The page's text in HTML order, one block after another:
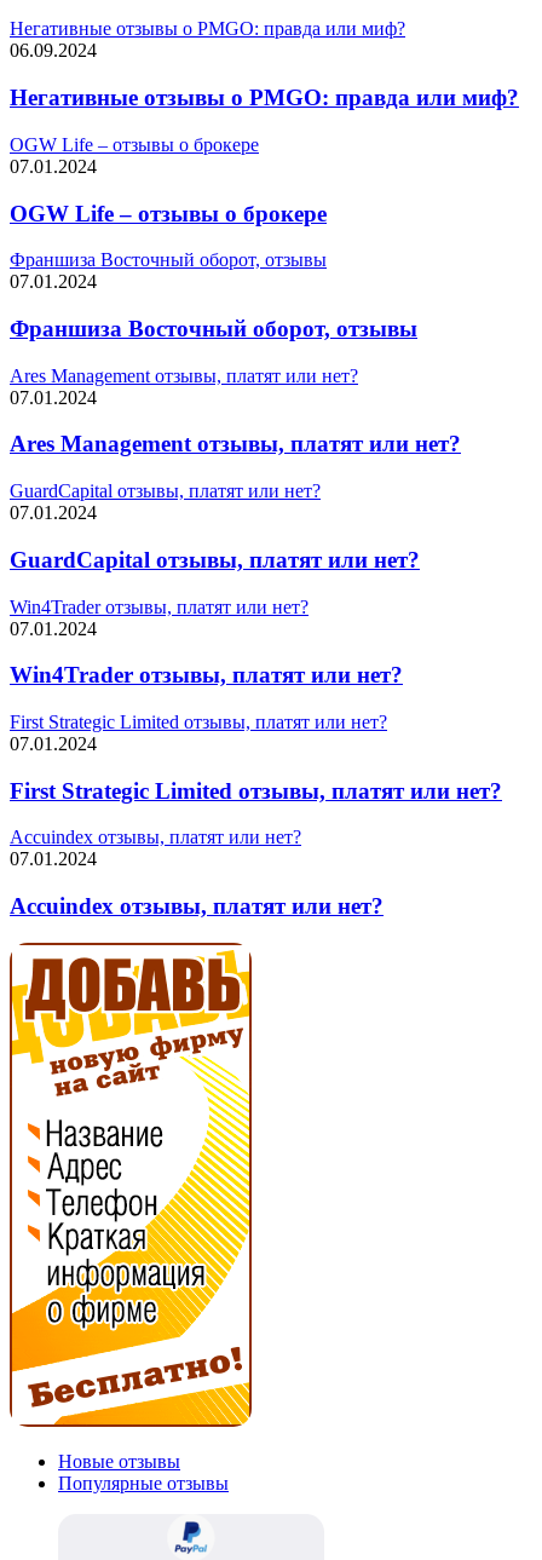
Негативные отзывы о PMGO: правда или миф?
06.09.2024
Негативные отзывы о PMGO: правда или миф?
OGW Life – отзывы о брокере
07.01.2024
OGW Life – отзывы о брокере
Франшиза Восточный оборот, отзывы
07.01.2024
Франшиза Восточный оборот, отзывы
Ares Management отзывы, платят или нет?
07.01.2024
Ares Management отзывы, платят или нет?
GuardCapital отзывы, платят или нет?
07.01.2024
GuardCapital отзывы, платят или нет?
Win4Trader отзывы, платят или нет?
07.01.2024
Win4Trader отзывы, платят или нет?
First Strategic Limited отзывы, платят или нет?
07.01.2024
First Strategic Limited отзывы, платят или нет?
Accuindex отзывы, платят или нет?
07.01.2024
Accuindex отзывы, платят или нет?
Новые отзывы
Популярные отзывы